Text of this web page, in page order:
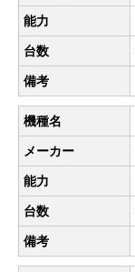
能力
台数
備考
機種名
メーカー
能力
台数
備考